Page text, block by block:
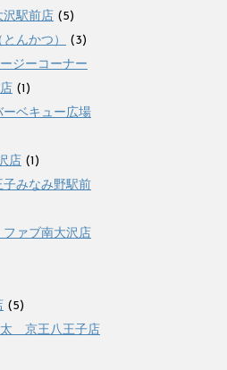
駅前店 (5)
んかつ）
(3)
ジーコーナー
(1)
ベキュー広場
店 (1)
みなみ野駅前
ファブ南大沢店
(5)
太 京王八王子店